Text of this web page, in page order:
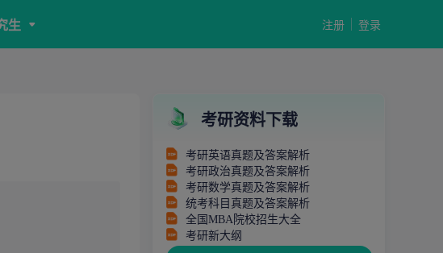
生 注册 登录
考研资料下载
考研英语真题及答案解析
考研政治真题及答案解析
考研数学真题及答案解析
统考科目真题及答案解析
全国MBA院校招生大全
考研新大纲